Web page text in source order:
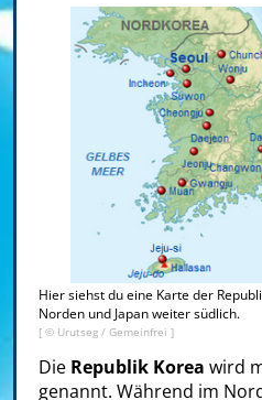
Hier siehst du eine Karte der
Norden und Japan weiter südlich.
[ © Urutseg / Gemeinfrei ]
Die Republik Korea wird
genannt. Während im